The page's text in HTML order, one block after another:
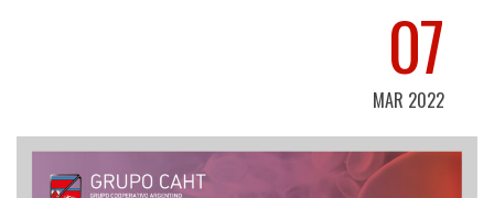
07
MAR 2022